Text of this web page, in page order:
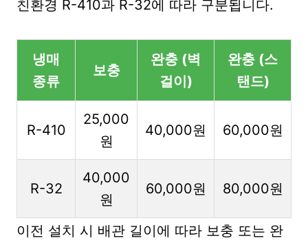
친환경 R-410과 R-32에 따라 구분됩니다.
냉매
종류
보충
완충 (벽
걸이)
완충 (스
탠드)
R-410
25,000
원
40,000원 60,000원
R-32
40,000
원
60,000원 80,000원
이전 설치 시 배관 길이에 따라 보충 또는 완